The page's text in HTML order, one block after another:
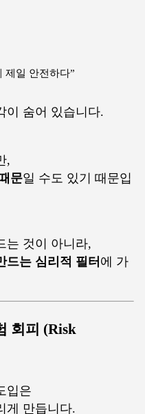
제일 안전하다”
이 숨어 있습니다.
,
문일 수도 있기 때문입
는 것이 아니라,
드는 심리적 필터 에 가
회피 (Risk
입은
게 만듭니다.